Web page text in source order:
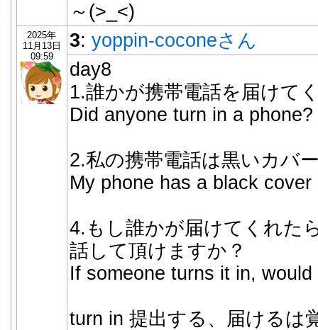
～(>_<)
2025年
11月13日
09:59
3: yoppin-coconeさん
day8
1.誰かが携帯電話を届けて
Did anyone turn in a phone?
2.私の携帯電話は黒いカバ
My phone has a black cover
4.もし誰かが届けてくれた
話して頂けますか？
If someone turns it in,
turn in 提出する、届けるは